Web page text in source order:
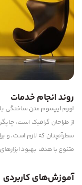
روند انجام خدمات
لورم ایپسوم متن ساختگی
از طراحان گرافیک است،
سطرآنچنان که لازم است، و
متنوع با هدف بهبود
آموزش‌های کاربردی